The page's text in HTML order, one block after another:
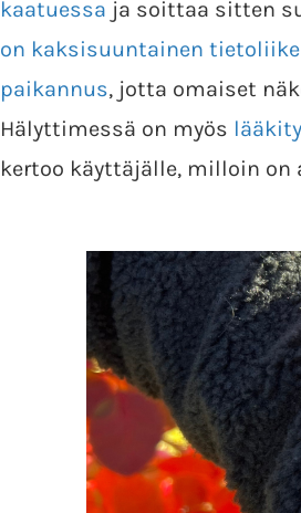
kaatuessa ja soittaa sitten
on kaksisuuntainen
paikannus, jotta omaiset
Hälyttimessä on myös
kertoo käyttäjälle, milloin on